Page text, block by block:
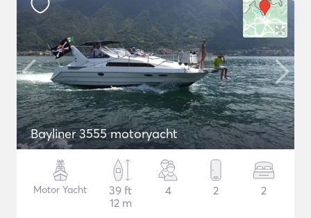
Bayliner 3555 motoryacht
Motor Yacht
39 ft
12 m
4 2 2